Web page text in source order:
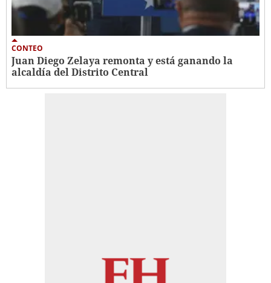
CONTEO
Juan Diego Zelaya remonta y está ganando la
alcaldía del Distrito Central